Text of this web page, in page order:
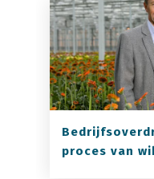
proces van